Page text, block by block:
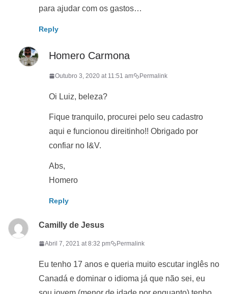
para ajudar com os gastos…
Reply
Homero Carmona
Outubro 3, 2020 at 11:51 am Permalink
Oi Luiz, beleza?
Fique tranquilo, procurei pelo seu cadastro
aqui e funcionou direitinho!! Obrigado por
confiar no I&V.
Abs,
Homero
Reply
Camilly de Jesus
Abril 7, 2021 at 8:32 pm Permalink
Eu tenho 17 anos e queria muito escutar inglês no
Canadá e dominar o idioma já que não sei, eu